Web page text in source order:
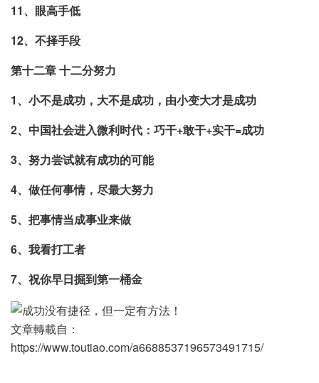
11、眼高手低
12、不择手段
第十二章 十二分努力
1、小不是成功，大不是成功，由小变大才是成功
2、中国社会进入微利时代：巧干+敢干+实干=成功
3、努力尝试就有成功的可能
4、做任何事情，尽最大努力
5、把事情当成事业来做
6、我看打工者
7、祝你早日掘到第一桶金
文章轉載自：
https://www.toutiao.com/a6688537196573491715/